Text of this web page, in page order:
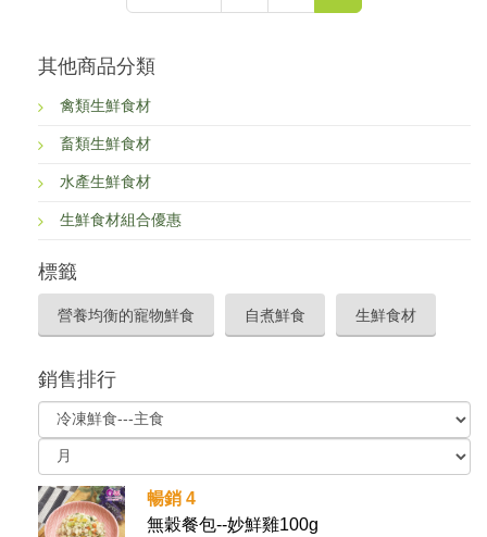
其他商品分類
禽類生鮮食材
畜類生鮮食材
水產生鮮食材
生鮮食材組合優惠
標籤
營養均衡的寵物鮮食 自煮鮮食 生鮮食材
銷售排行
暢銷 4
無穀餐包--妙鮮雞100g